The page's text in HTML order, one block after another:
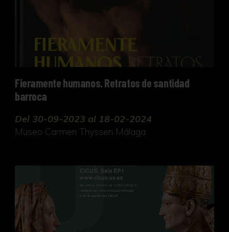
Fieramente humanos. Retratos de santidad
barroca
Del 30-09-2023 al 18-02-2024
Museo Carmen Thyssen Málaga
Relicarios